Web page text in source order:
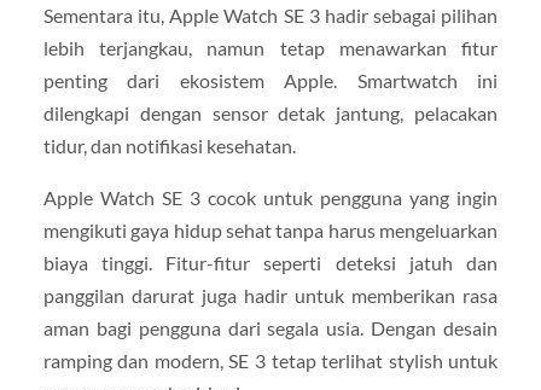
Sementara itu, Apple Watch SE 3 hadir sebagai pilihan
lebih terjangkau, namun tetap menawarkan fitur
penting dari ekosistem Apple. Smartwatch ini
dilengkapi dengan sensor detak jantung, pelacakan
tidur, dan notifikasi kesehatan.
Apple Watch SE 3 cocok untuk pengguna yang ingin
mengikuti gaya hidup sehat tanpa harus mengeluarkan
biaya tinggi. Fitur-fitur seperti deteksi jatuh dan
panggilan darurat juga hadir untuk memberikan rasa
aman bagi pengguna dari segala usia. Dengan desain
ramping dan modern, SE 3 tetap terlihat stylish untuk